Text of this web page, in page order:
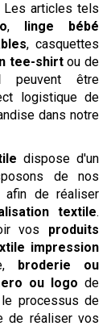
Les articles tels
,
linge bébé
, casquettes
tee-shirtou de
peuvent être
logistique de
dans notre
dispose d'un
de nos
afin de réaliser
textile.
vos produits
impression
broderie ou
ou logo de
processus de
de réaliser vos